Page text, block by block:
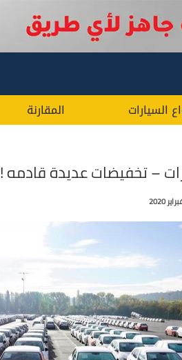
السيارات المقارنة
– تخفيضات عديدة قادمه !